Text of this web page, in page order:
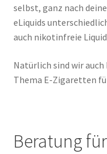
selbst, ganz nach
eLiquids
auch nikotinfreie
Natürlich sind wir auch
Thema E-Zigaretten
Beratung